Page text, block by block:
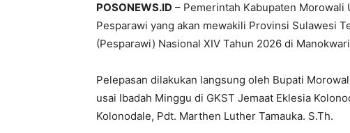
POSONEWS.ID – Pemerintah Kabupaten
Pesparawi yang akan mewakili Provinsi Sulawesi
(Pesparawi) Nasional XIV Tahun 2026 di
Pelepasan dilakukan langsung oleh Bupati
usai Ibadah Minggu di GKST Jemaat Eklesia
Kolonodale, Pdt. Marthen Luther Tamauka. S.Th.